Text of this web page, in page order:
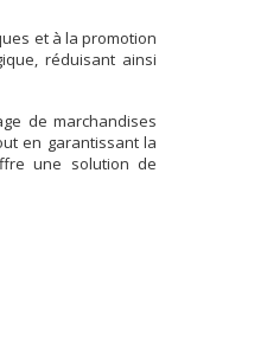
et à la promotion
réduisant ainsi
de marchandises
en garantissant la
une solution de